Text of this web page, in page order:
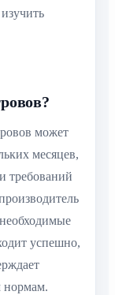
может
месяцев,
требований
необходимые
успешно,
нормам.